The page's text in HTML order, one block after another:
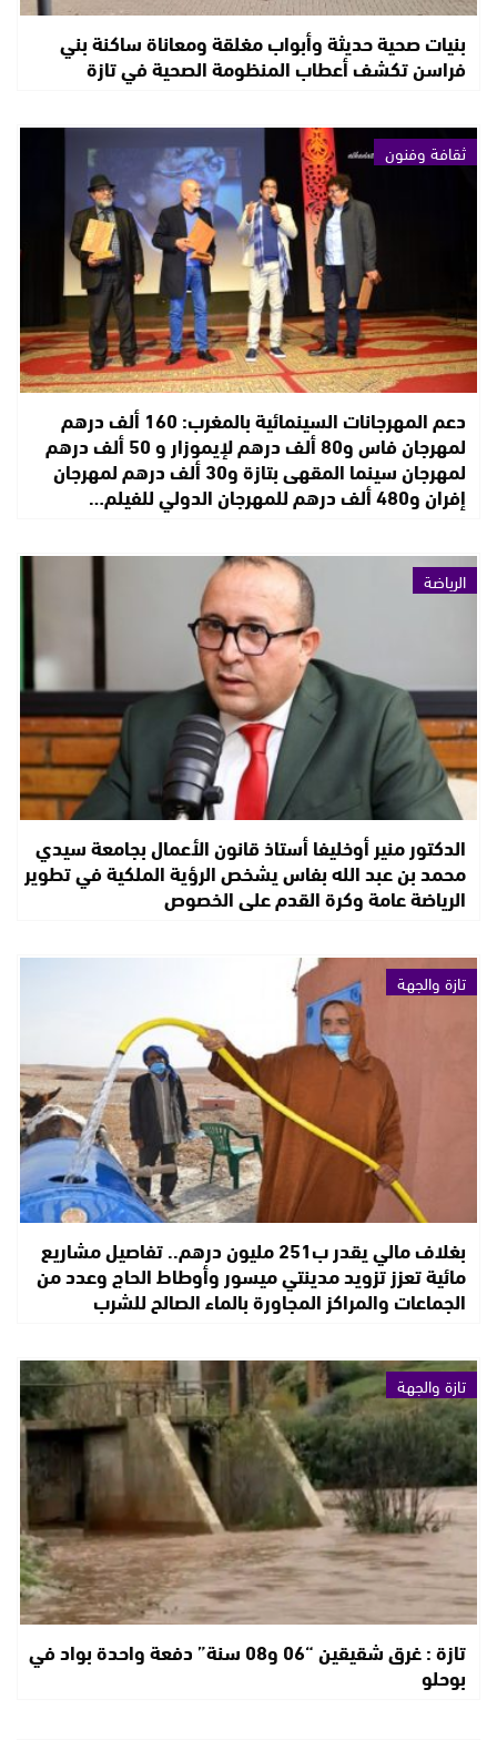
بنيات صحية حديثة وأبواب مغلقة ومعاناة ساكنة بني
فراسن تكشف أعطاب المنظومة الصحية في تازة
ثقافة وفنون
دعم المهرجانات السينمائية بالمغرب: 160 ألف درهم
لمهرجان فاس و80 ألف درهم لإيموزار و 50 ألف درهم
لمهرجان سينما المقهى بتازة و30 ألف درهم لمهرجان
إفران و480 ألف درهم للمهرجان الدولي للفيلم…
الرياضة
الدكتور منير أوخليفا أستاذ قانون الأعمال بجامعة سيدي
محمد بن عبد الله بفاس يشخص الرؤية الملكية في تطوير
الرياضة عامة وكرة القدم على الخصوص
تازة والجهة
بغلاف مالي يقدر ب251 مليون درهم.. تفاصيل مشاريع
مائية تعزز تزويد مدينتي ميسور وأوطاط الحاج وعدد من
الجماعات والمراكز المجاورة بالماء الصالح للشرب
تازة والجهة
تازة : غرق شقيقين “06 و08 سنة” دفعة واحدة بواد في
بوحلو